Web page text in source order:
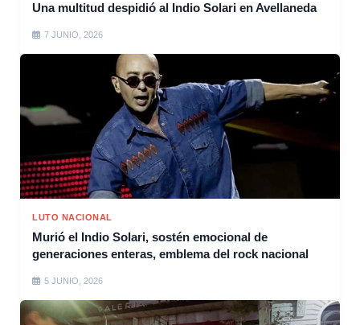
Una multitud despidió al Indio Solari en Avellaneda
7 JUNIO, 2026
LUTO NACIONAL
Murió el Indio Solari, sostén emocional de
generaciones enteras, emblema del rock nacional
5 JUNIO, 2026